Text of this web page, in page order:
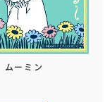
ムーミン